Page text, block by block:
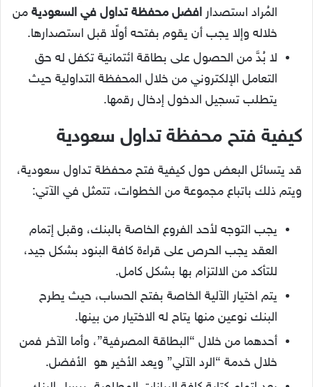
المُراد استصدار افضل محفظة تداول في السعودية من
خلاله وإلا يجب أن يقوم بفتحه أولًا قبل استصدارها.
لا بُدَّ من الحصول على بطاقة ائتمانية تكفل له حق
التعامل الإلكتروني من خلال المحفظة التداولية حيث
يتطلب تسجيل الدخول إدخال رقمها.
كيفية فتح محفظة تداول سعودية
قد يتسائل البعض حول كيفية فتح محفظة تداول سعودية،
ويتم ذلك باتباع مجموعة من الخطوات، تتمثل في الآتي:
يجب التوجه لأحد الفروع الخاصة بالبنك، وقبل إتمام
العقد يجب الحرص على قراءة كافة البنود بشكل جيد،
للتأكد من الالتزام بها بشكل كامل.
يتم اختيار الآلية الخاصة بفتح الحساب، حيث يطرح
البنك نوعين منها يتاح له الاختيار من بينها.
أحدهما من خلال “البطاقة المصرفية”، وأما الآخر فمن
خلال خدمة “الرد الآلي” ويعد الأخير هو الأفضل.